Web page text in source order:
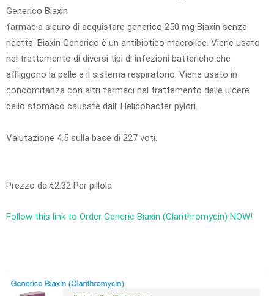
Generico Biaxin
farmacia sicuro di acquistare generico 250 mg Biaxin senza
ricetta. Biaxin Generico è un antibiotico macrolide. Viene usato
nel trattamento di diversi tipi di infezioni batteriche che
affliggono la pelle e il sistema respiratorio. Viene usato in
concomitanza con altri farmaci nel trattamento delle ulcere
dello stomaco causate dall’ Helicobacter pylori.
Valutazione 4.5 sulla base di 227 voti.
Prezzo da €2.32 Per pillola
Follow this link to Order Generic Biaxin (Clarithromycin) NOW!